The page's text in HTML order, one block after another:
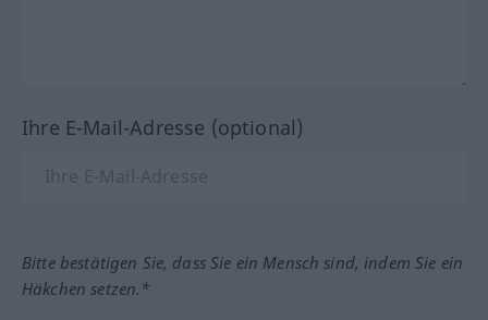
Ihre E-Mail-Adresse (optional)
Bitte bestätigen Sie, dass Sie ein Mensch sind, indem Sie ein
Häkchen setzen.*